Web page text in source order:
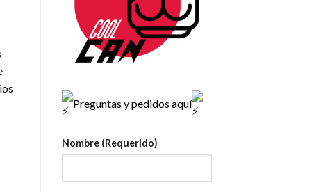
Preguntas y pedidos aquí
Nombre (Requerido)